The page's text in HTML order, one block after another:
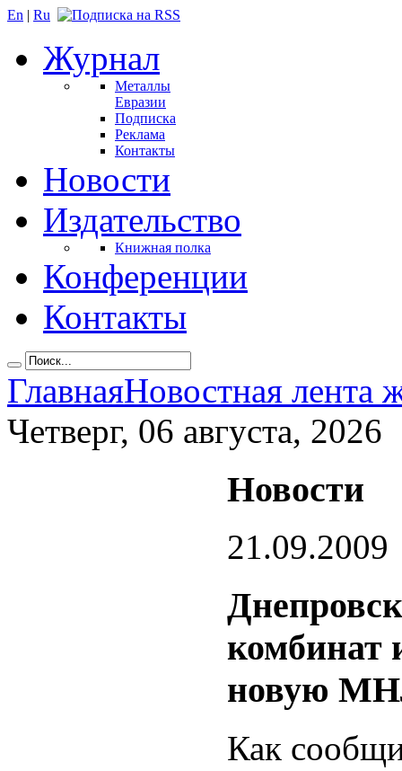
En | Ru
Журнал
Металлы
Евразии
Подписка
Реклама
Контакты
Новости
Издательство
Книжная полка
Конференции
Контакты
ГлавнаяНовостная лента
Четверг, 06 августа, 2026
Новости
21.09.2009
комбинат
новую
Как